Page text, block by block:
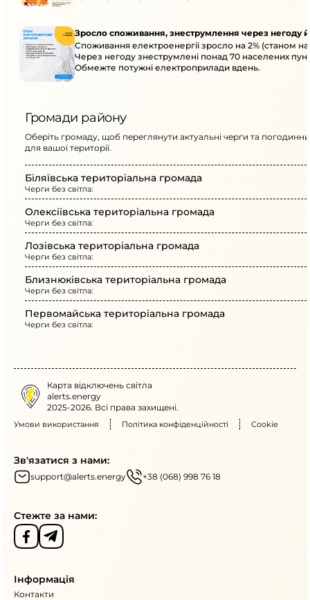
Зросло споживання, знеструмлення через негоду
Споживання електроенергії зросло на 2% (станом на
Через негоду знеструмлені понад 70 населених
Обмежте потужні електроприлади вдень.
Громади району
Оберіть громаду, щоб переглянути актуальні черги та
для вашої території.
Біляївська територіальна громада
Черги без світла:
Олексіївська територіальна громада
Черги без світла:
Лозівська територіальна громада
Черги без світла:
Близнюківська територіальна громада
Черги без світла:
Первомайська територіальна громада
Черги без світла:
Карта відключень світла
alerts.energy
2025-2026. Всі права захищені.
Умови використання Політика конфіденційності Cookie
Зв'язатися з нами:
support@alerts.energy +38 (068) 998 76 18
Стежте за нами:
Інформація
Контакти